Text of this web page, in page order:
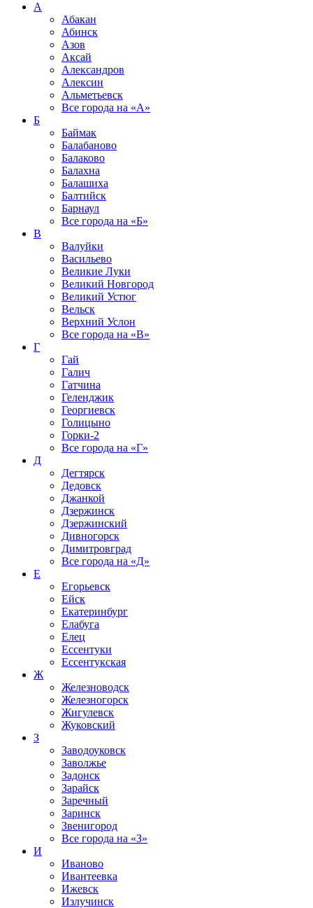
А
Абакан
Абинск
Азов
Аксай
Александров
Алексин
Альметьевск
Все города на «А»
Б
Баймак
Балабаново
Балаково
Балахна
Балашиха
Балтийск
Барнаул
Все города на «Б»
В
Валуйки
Васильево
Великие Луки
Великий Новгород
Великий Устюг
Вельск
Верхний Услон
Все города на «В»
Г
Гай
Галич
Гатчина
Геленджик
Георгиевск
Голицыно
Горки-2
Все города на «Г»
Д
Дегтярск
Дедовск
Джанкой
Дзержинск
Дзержинский
Дивногорск
Димитровград
Все города на «Д»
Е
Егорьевск
Ейск
Екатеринбург
Елабуга
Елец
Ессентуки
Ессентукская
Ж
Железноводск
Железногорск
Жигулевск
Жуковский
З
Заводоуковск
Заволжье
Задонск
Зарайск
Заречный
Заринск
Звенигород
Все города на «З»
И
Иваново
Ивантеевка
Ижевск
Излучинск